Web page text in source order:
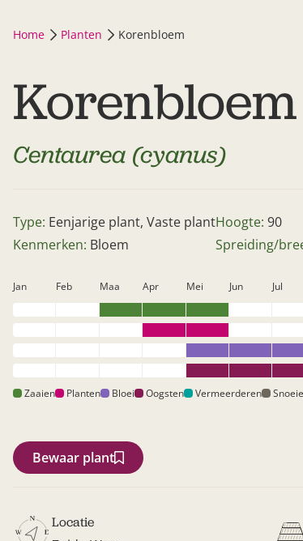
Home Planten Korenbloem
Korenbloem
Centaurea (cyanus)
Type: Eenjarige plant, Vaste plant
Kenmerken: Bloem
Hoogte: 90
Spreiding/
Jan Feb Maa Apr Mei Jun Jul
Zaaien Planten Bloei Oogsten Vermeerderen
Bewaar plant
Locatie